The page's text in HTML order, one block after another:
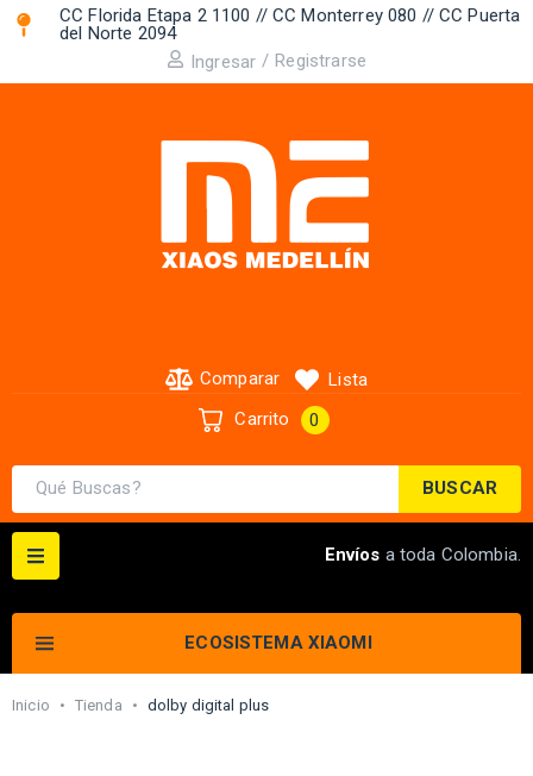
CC Florida Etapa 2 1100 // CC Monterrey 080 // CC Puerta
del Norte 2094 ​
Ingresar / Registrarse
BUSCAR
Comparar
Lista
Carrito
0
ECOSISTEMA XIAOMI
Envíos a toda Colombia.
Inicio • Tienda • dolby digital plus